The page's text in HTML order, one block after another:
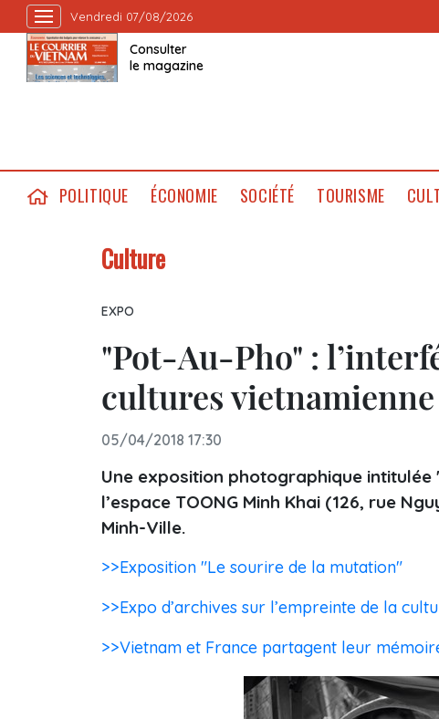
Vendredi 07/08/2026
Consulter
le magazine
POLITIQUE ÉCONOMIE SOCIÉTÉ TOURISME
Culture
EXPO
"Pot-Au-Pho" :
cultures
05/04/2018 17:30
Une exposition photographique
l’espace TOONG Minh Khai (126, rue
Minh-Ville.
>>Exposition "Le sourire de la mutation"
>>Expo d’archives sur l’empreinte de la
>>Vietnam et France partagent leur